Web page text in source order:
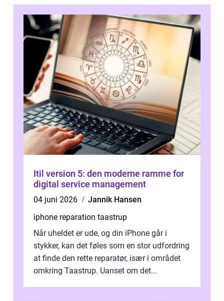
Itil version 5: den moderne ramme for
digital service management
04 juni 2026
Jannik Hansen
iphone reparation taastrup
Når uheldet er ude, og din iPhone går i
stykker, kan det føles som en stor udfordring
at finde den rette reparatør, især i området
omkring Taastrup. Uanset om det...